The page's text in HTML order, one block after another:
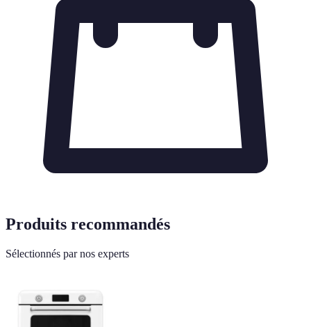
Produits recommandés
Sélectionnés par nos experts